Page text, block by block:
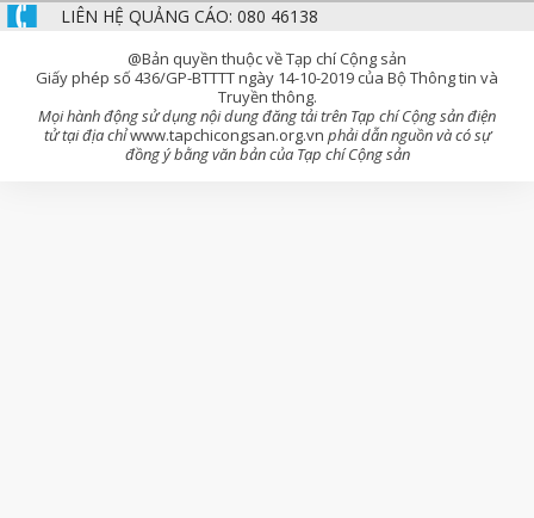
LIÊN HỆ QUẢNG CÁO: 080 46138
@Bản quyền thuộc về Tạp chí Cộng sản
Giấy phép số 436/GP-BTTTT ngày 14-10-2019 của Bộ Thông tin và
Truyền thông.
Mọi hành động sử dụng nội dung đăng tải trên Tạp chí Cộng sản điện
tử tại địa chỉwww.tapchicongsan.org.vn phải dẫn nguồn và có sự
đồng ý bằng văn bản của Tạp chí Cộng sản